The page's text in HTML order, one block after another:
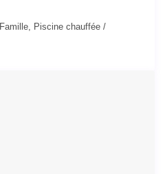
Famille, Piscine chauffée /